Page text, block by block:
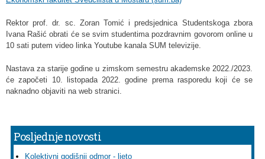
Rektor prof. dr. sc. Zoran Tomić i predsjednica Studentskoga zbora
Ivana Rašić obrati će se svim studentima pozdravnim govorom online u
10 sati putem video linka Youtube kanala SUM televizije.
Nastava za starije godine u zimskom semestru akademske 2022./2023.
će započeti 10. listopada 2022. godine prema rasporedu koji će se
naknadno objaviti na web stranici.
Posljednje novosti
Kolektivni godišnji odmor - ljeto